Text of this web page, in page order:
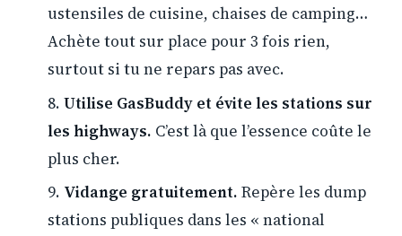
ustensiles de cuisine, chaises de camping…
Achète tout sur place pour 3 fois rien,
surtout si tu ne repars pas avec.
Utilise GasBuddy et évite les stations sur
les highways. C’est là que l’essence coûte le
plus cher.
Vidange gratuitement. Repère les dump
stations publiques dans les « national